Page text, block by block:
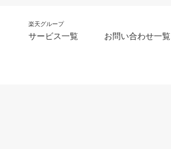
楽天グループ
サービス一覧 お問い合わせ一覧